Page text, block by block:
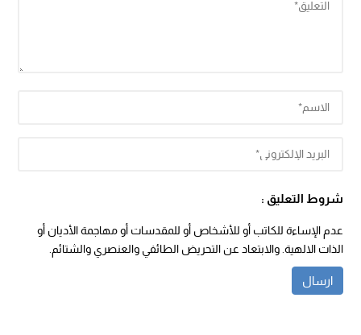
شروط التعليق :
عدم الإساءة للكاتب أو للأشخاص أو للمقدسات أو مهاجمة الأديان أو
الذات الالهية. والابتعاد عن التحريض الطائفي والعنصري والشتائم.